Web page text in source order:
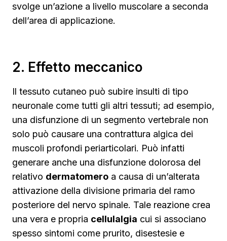
svolge un’azione a livello muscolare a seconda
dell’area di applicazione.
2. Effetto meccanico
Il tessuto cutaneo può subire insulti di tipo
neuronale come tutti gli altri tessuti; ad esempio,
una disfunzione di un segmento vertebrale non
solo può causare una contrattura algica dei
muscoli profondi periarticolari. Può infatti
generare anche una disfunzione dolorosa del
relativo dermatomero a causa di un’alterata
attivazione della divisione primaria del ramo
posteriore del nervo spinale. Tale reazione crea
una vera e propria cellulalgia cui si associano
spesso sintomi come prurito, disestesie e